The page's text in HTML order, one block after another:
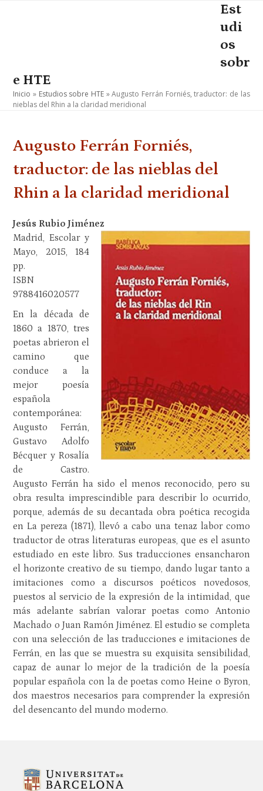
Est
udi
os
sobr
e HTE
Inicio » Estudios sobre HTE »Augusto Ferrán Forniés, traductor: de las
nieblas del Rhin a la claridad meridional
Augusto Ferrán Forniés,
traductor: de las nieblas del
Rhin a la claridad meridional
Jesús Rubio Jiménez
Madrid, Escolar y
Mayo, 2015, 184
pp.
ISBN
9788416020577
En la década de
1860 a 1870, tres
poetas abrieron el
camino que
conduce a la
mejor poesía
española
contemporánea:
Augusto Ferrán,
Gustavo Adolfo
Bécquer y Rosalía
de Castro.
Augusto Ferrán ha sido el menos reconocido, pero su
obra resulta imprescindible para describir lo ocurrido,
porque, además de su decantada obra poética recogida
en La pereza (1871), llevó a cabo una tenaz labor como
traductor de otras literaturas europeas, que es el asunto
estudiado en este libro. Sus traducciones ensancharon
el horizonte creativo de su tiempo, dando lugar tanto a
imitaciones como a discursos poéticos novedosos,
puestos al servicio de la expresión de la intimidad, que
más adelante sabrían valorar poetas como Antonio
Machado o Juan Ramón Jiménez. El estudio se completa
con una selección de las traducciones e imitaciones de
Ferrán, en las que se muestra su exquisita sensibilidad,
capaz de aunar lo mejor de la tradición de la poesía
popular española con la de poetas como Heine o Byron,
dos maestros necesarios para comprender la expresión
del desencanto del mundo moderno.